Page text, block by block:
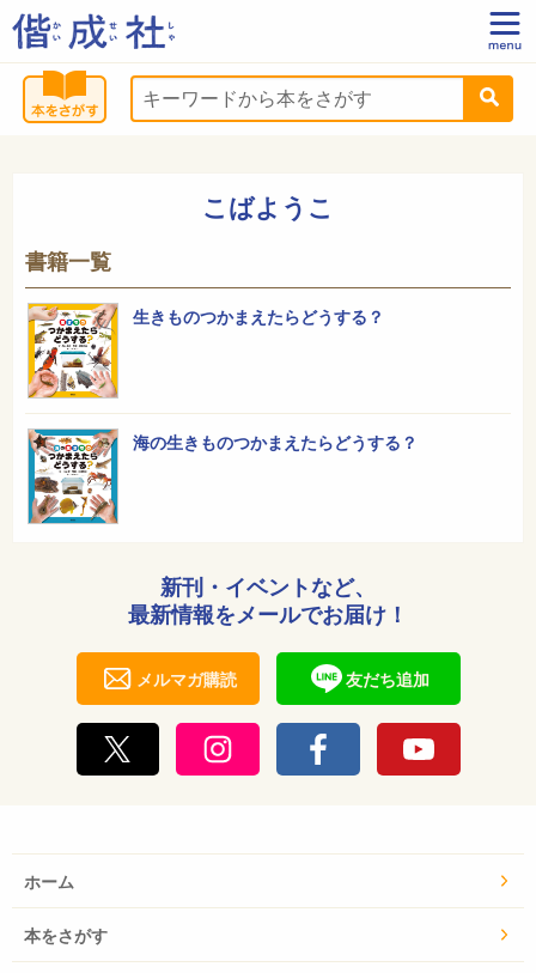
こばようこ
書籍一覧
生きものつかまえたらどうする？
海の生きものつかまえたらどうする？
新刊・イベントなど、
最新情報をメールでお届け！
メルマガ購読 友だち追加
ホーム
本をさがす